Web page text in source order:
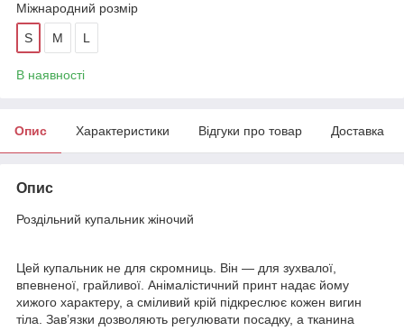
Міжнародний розмір
S M L
В наявності
Опис Характеристики Відгуки про товар Доставка
Опис
Роздільний купальник жіночий
Цей купальник не для скромниць. Він — для зухвалої,
впевненої, грайливої. Анімалістичний принт надає йому
хижого характеру, а сміливий крій підкреслює кожен вигин
тіла. Зав’язки дозволяють регулювати посадку, а тканина